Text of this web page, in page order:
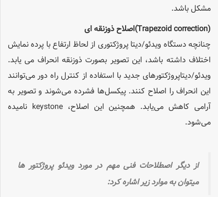
مشکل باشد.
(Trapezoid correction)
اصلاح ذوزنقه ای
چنانچه دستگاه ویدئو/دیتا پروژکتوری از لحاظ ارتفاع با پرده نمایش
اختلاف داشته باشد، این تصویر بصورت ذوزنقه انحراف می یابد.
ویدئو/دیتاپروژکتورهای جدید با استفاده از کنترل راه دور می‌توانند
این انحراف را اصلاح کنند. پیکسل‌ها فشرده می‌شوند و تصویر به
آرامی کاهش می‌یابد. همچنین این اصلاح، keystone نامیده
می‌شود.
از دیگر اصطلاحات فنی مهم در مورد ویدئو پروژکتور ها
میتوان به موارد زیر اشاره کرد: